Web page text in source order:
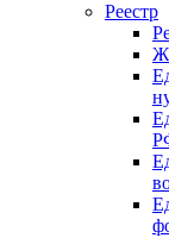
Реестр